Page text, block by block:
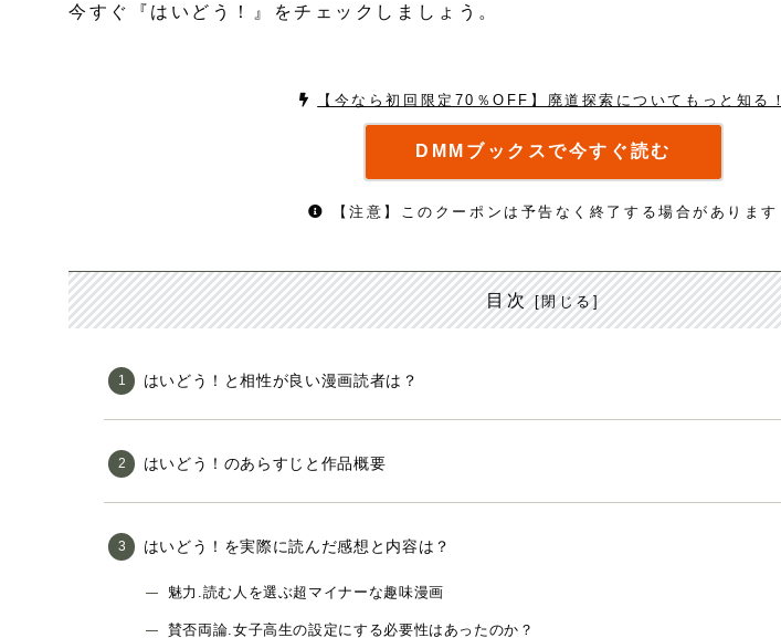
今すぐ『はいどう！』をチェックしましょう。
【今なら初回限定70％OFF】廃道探索についてもっと知る！
DMMブックスで今すぐ読む
【注意】このクーポンは予告なく終了する場合があります
目次
はいどう！と相性が良い漫画読者は？
はいどう！のあらすじと作品概要
はいどう！を実際に読んだ感想と内容は？
魅力.読む人を選ぶ超マイナーな趣味漫画
賛否両論.女子高生の設定にする必要性はあったのか？